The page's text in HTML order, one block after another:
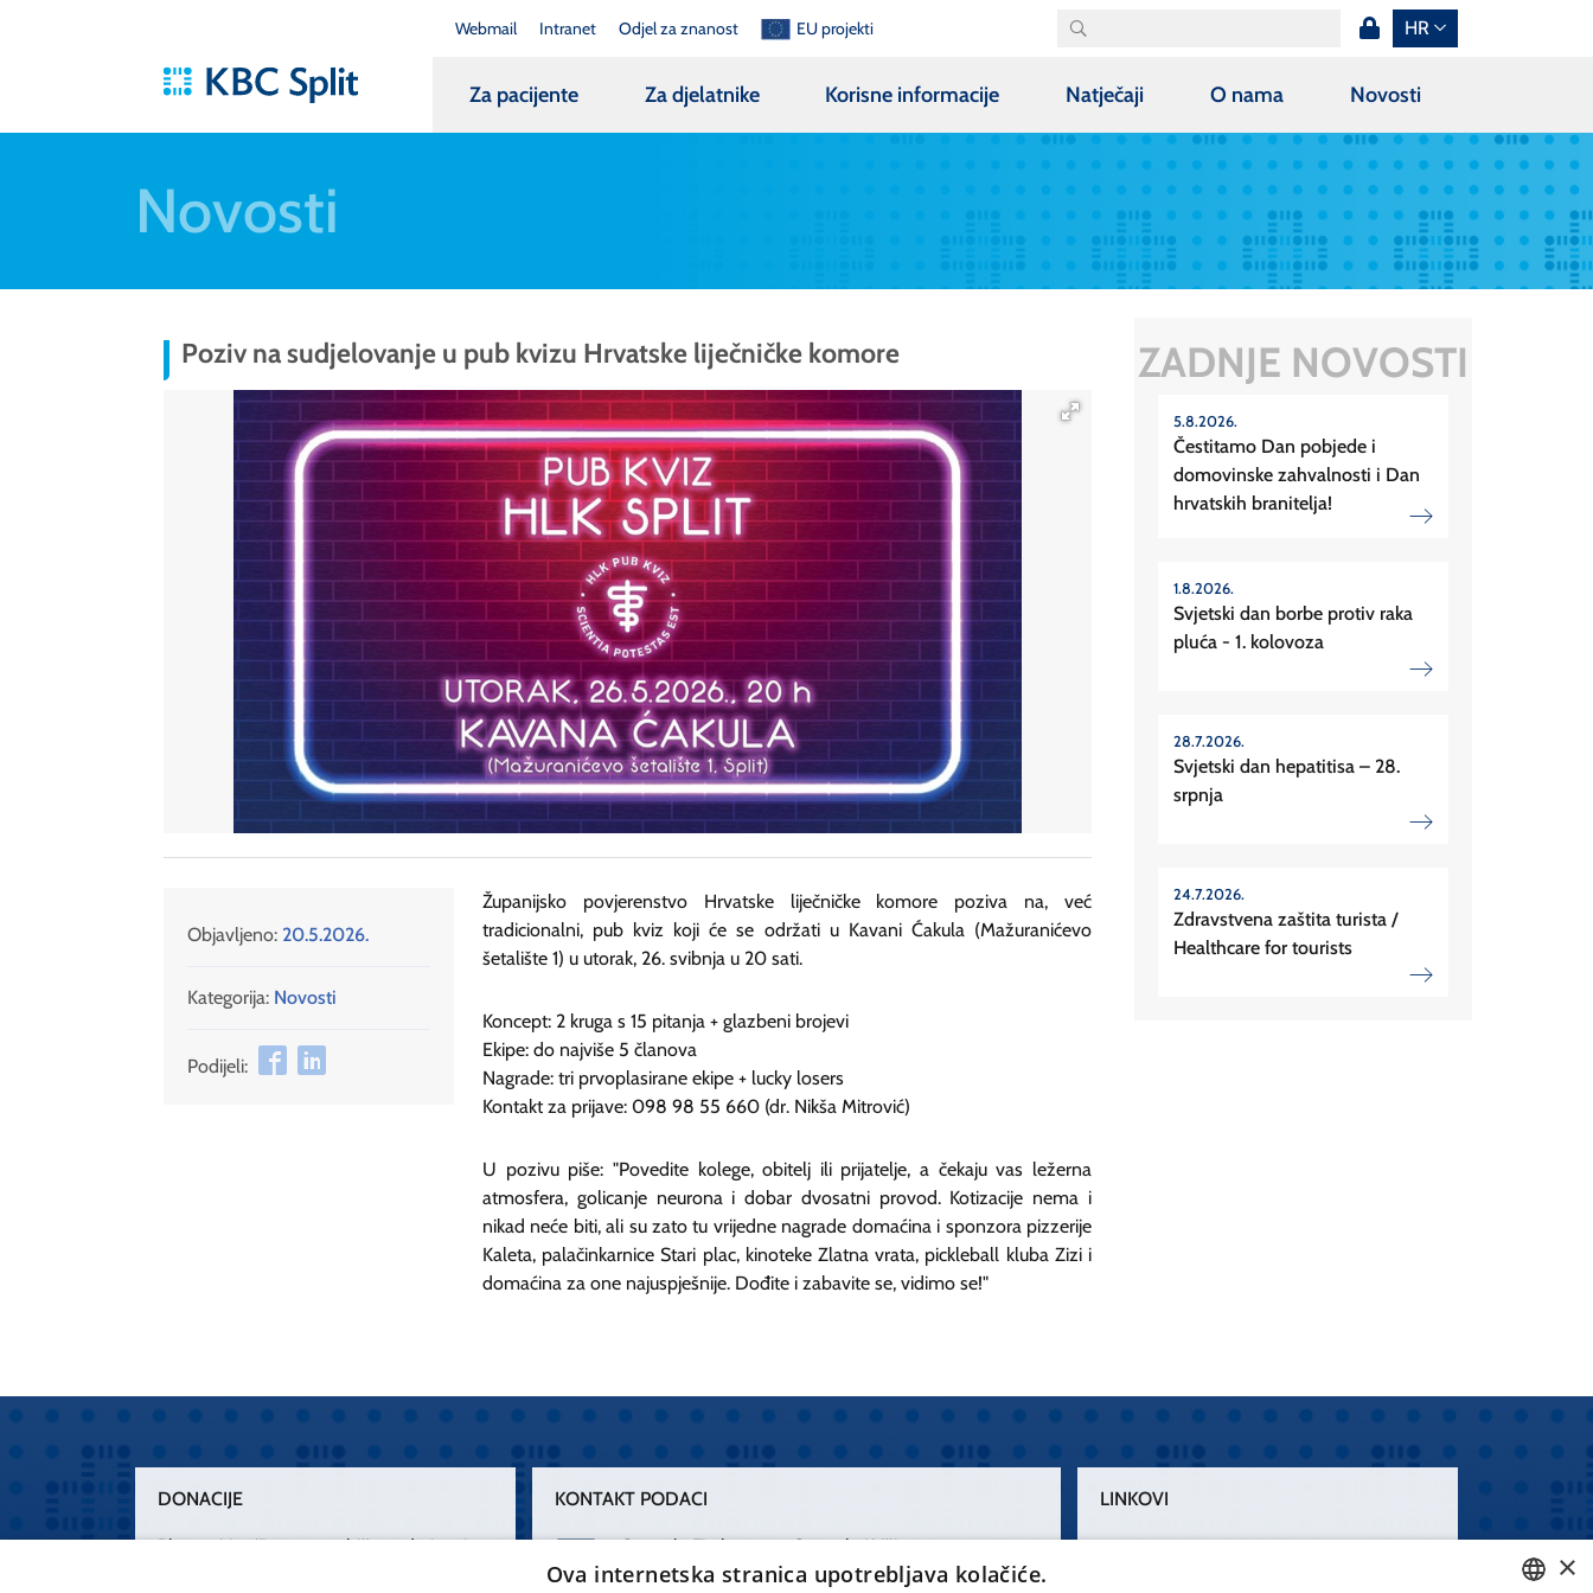
Webmail Intranet Odjel za znanost EU projekti HR
Za pacijente Za djelatnike Korisne informacije Natječaji O nama Novosti
Novosti
Poziv na sudjelovanje u pub kvizu Hrvatske liječničke komore
Objavljeno: 20.5.2026.
Kategorija: Novosti
Podijeli:
Županijsko povjerenstvo Hrvatske liječničke komore poziva na, već
tradicionalni, pub kviz koji će se održati u Kavani Ćakula (Mažuranićevo
šetalište 1) u utorak, 26. svibnja u 20 sati.
Koncept: 2 kruga s 15 pitanja + glazbeni brojevi
Ekipe: do najviše 5 članova
Nagrade: tri prvoplasirane ekipe + lucky losers
Kontakt za prijave: 098 98 55 660 (dr. Nikša Mitrović)
U pozivu piše: "Povedite kolege, obitelj ili prijatelje, a čekaju vas ležerna
atmosfera, golicanje neurona i dobar dvosatni provod. Kotizacije nema i
nikad neće biti, ali su zato tu vrijedne nagrade domaćina i sponzora pizzerije
Kaleta, palačinkarnice Stari plac, kinoteke Zlatna vrata, pickleball kluba Zizi i
domaćina za one najuspješnije. Dođite i zabavite se, vidimo se!"
ZADNJE NOVOSTI
5.8.2026.
Čestitamo Dan pobjede i
domovinske zahvalnosti i Dan
hrvatskih branitelja!
1.8.2026.
Svjetski dan borbe protiv raka
pluća - 1. kolovoza
28.7.2026.
Svjetski dan hepatitisa – 28.
srpnja
24.7.2026.
Zdravstvena zaštita turista /
Healthcare for tourists
DONACIJE
Plemenitim činom nesebičnog darivanja
KONTAKT PODACI
Centrala Firule
021 556 111
Centrala Križine
021 557 111
LINKOVI
×
Ova internetska stranica upotrebljava kolačiće.